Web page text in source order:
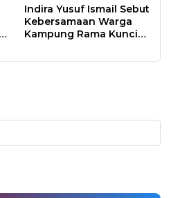
Indira Yusuf Ismail Sebut
Kebersamaan Warga
Kampung Rama Kunci
Lorong Wisata